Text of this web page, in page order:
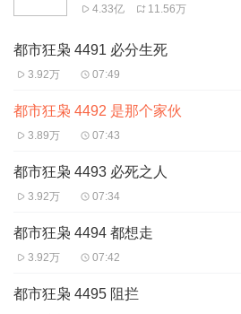
4.33亿 11.56万
都市狂枭 4491 必分生死
3.92万 07:49
都市狂枭 4492 是那个家伙
3.89万 07:43
都市狂枭 4493 必死之人
3.92万 07:34
都市狂枭 4494 都想走
3.92万 07:42
都市狂枭 4495 阻拦